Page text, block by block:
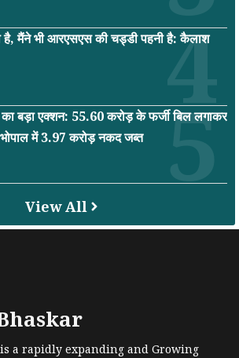
है, मैंने भी आरएसएस की चड्डी पहनी है: कैलाश
का बड़ा एक्शन: 55.60 करोड़ के फर्जी बिल लगाकर
में 3.97 करोड़ नकद जब्त
View All
a rapidly expanding and Growing